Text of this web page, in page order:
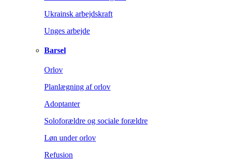
Ukrainsk arbejdskraft
Unges arbejde
Barsel
Orlov
Planlægning af orlov
Adoptanter
Soloforældre og sociale forældre
Løn under orlov
Refusion